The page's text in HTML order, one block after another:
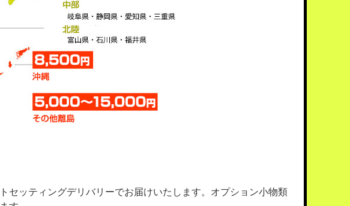
セッティングデリバリーでお届けいたします。オプション小物類